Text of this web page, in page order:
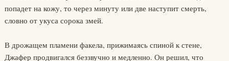
попадет на кожу, то через минуту или две наступит смерть,
словно от укуса сорока змей.
В дрожащем пламени факела, прижимаясь спиной к стене,
Джафер продвигался беззвучно и медленно. Он решил, что